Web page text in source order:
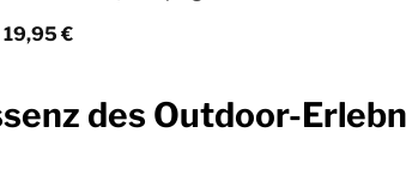
19,95 €
des Outdoor-